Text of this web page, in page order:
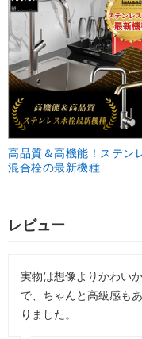
高品質＆高機能！ステン
混合栓の最新機種
レビュー
実物は想像よりかわい
で、ちゃんと高級感も
りました。